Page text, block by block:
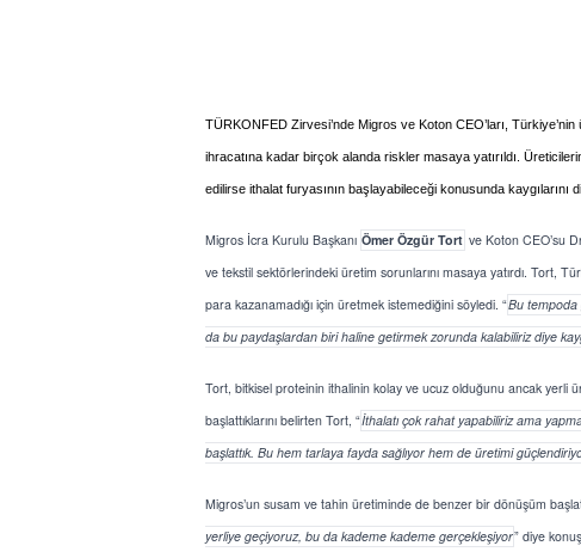
TÜRKONFED Zirvesi’nde Migros ve Koton CEO’ları,
ihracatına kadar birçok alanda riskler masaya yatırıldı.
edilirse ithalat furyasının başlayabileceği konusunda kaygılarını
Migros İcra Kurulu Başkanı Ömer Özgür Tort ve Koton CEO’su
ve tekstil sektörlerindeki üretim sorunlarını masaya yatırdı. Tort,
para kazanamadığı için üretmek istemediğini söyledi. “Bu tempoda
da bu paydaşlardan biri haline getirmek zorunda kalabiliriz diye
Tort, bitkisel proteinin ithalinin kolay ve ucuz olduğunu ancak yerli
başlattıklarını belirten Tort, “İthalatı çok rahat yapabiliriz ama
başlattık. Bu hem tarlaya fayda sağlıyor hem de üretimi
Migros’un susam ve tahin üretiminde de benzer bir dönüşüm
yerliye geçiyoruz, bu da kademe kademe gerçekleşiyor” diye